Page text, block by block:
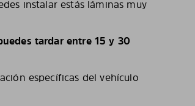
instalar estás láminas muy
tardar entre 15 y 30
específicas del vehículo